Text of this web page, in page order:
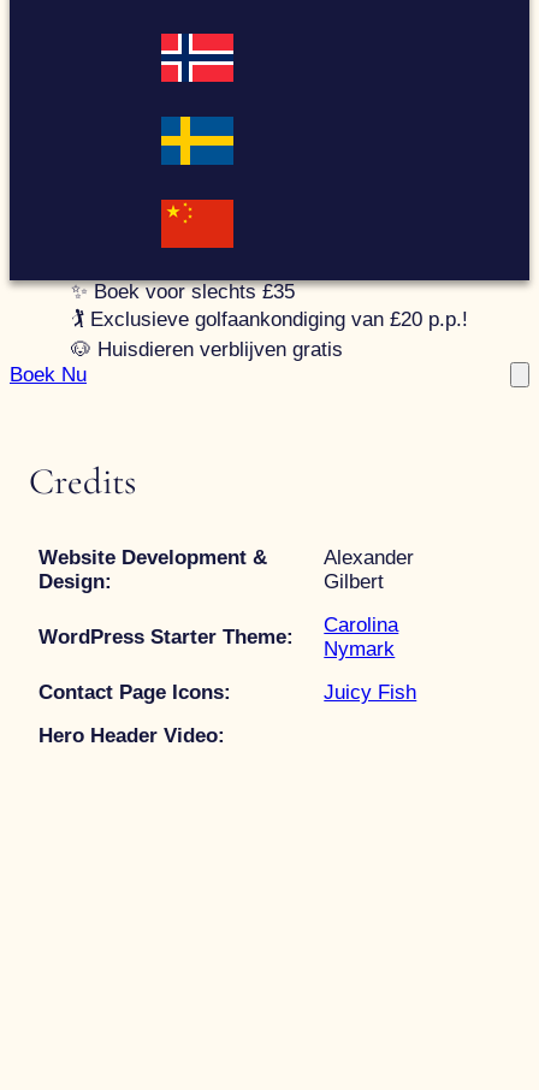
✨ Boek voor slechts £35
🏌️ Exclusieve golfaankondiging van £20 p.p.!
🐶 Huisdieren verblijven gratis
Boek Nu
Credits
Website Development &
Design:
Alexander
Gilbert
WordPress Starter Theme:
Carolina
Nymark
Contact Page Icons:
Juicy Fish
Hero Header Video: